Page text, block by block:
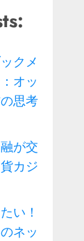
クメ
オッ
思考
が交
カジ
い！
ネッ